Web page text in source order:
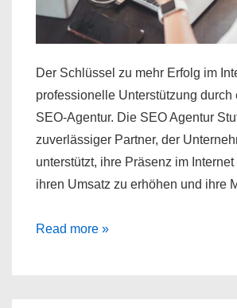
Der Schlüssel zu mehr Erfolg im
professionelle Unterstützung durch
SEO-Agentur. Die SEO Agentur
zuverlässiger Partner, der
unterstützt, ihre Präsenz im
ihren Umsatz zu erhöhen und ihre
SEO
Read more »